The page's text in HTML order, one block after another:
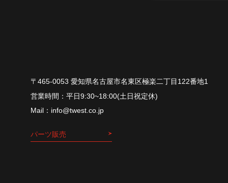
〒465-0053 愛知県名古屋市名東区極楽二丁目122番地1
平⽇9:30~18:00(⼟⽇祝定休)
info@twest.co.jp
パーツ販売